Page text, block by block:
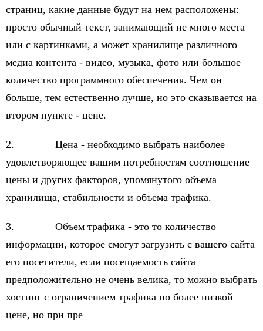
страниц, какие данные будут на нем расположены:
просто обычный текст, занимающий не много места
или с картинками, а может хранилище различного
медиа контента - видео, музыка, фото или большое
количество программного обеспечения. Чем он
больше, тем естественно лучше, но это сказывается на
втором пункте - цене.
2. Цена - необходимо выбрать наиболее
удовлетворяющее вашим потребностям соотношение
цены и других факторов, упомянутого объема
хранилища, стабильности и объема трафика.
3. Объем трафика - это то количество
информации, которое смогут загрузить с вашего сайта
его посетители, если посещаемость сайта
предположительно не очень велика, то можно выбрать
хостинг с ограничением трафика по более низкой
цене, но при пре